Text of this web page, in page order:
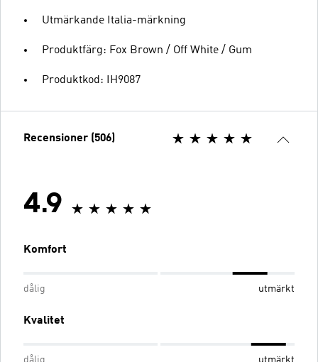
Utmärkande Italia-märkning
Produktfärg: Fox Brown / Off White / Gum
Produktkod: IH9087
Recensioner (506)
4.9
Komfort
dålig utmärkt
Kvalitet
dålig utmärkt